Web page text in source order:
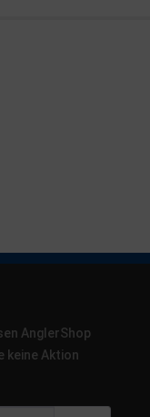
AnglerShop
keine Aktion